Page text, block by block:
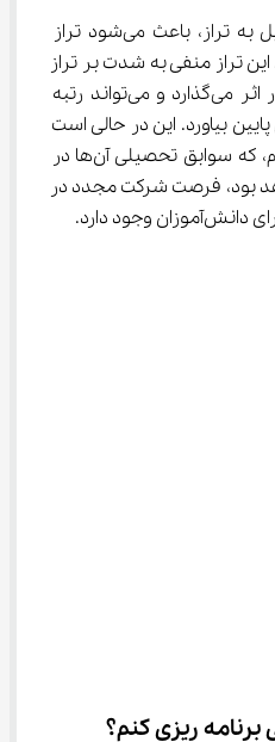
این نمره صفر، پس از تبدیل به تراز، باعث می‌شود تراز
تراز منفی به شدت بر تراز
کل سوابق تحصیلی در کنکور اثر می‌گذارد و می‌تواند رتبه
بیاورد. این در حالی است
که در پایه‌های دهم و یازدهم، که سوابق تحصیلی آن‌ها در
بود، فرصت شرکت مجدد در
وجود دارد.
کنم؟